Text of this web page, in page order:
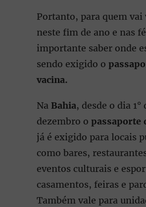
Portanto, para quem vai
neste fim de ano e nas
importante saber onde
sendo exigido o
vacina.
Na Bahia, desde o dia 1°
dezembro o passaporte
já é exigido para locais
como bares,
eventos culturais e
casamentos, feiras e
Também vale para